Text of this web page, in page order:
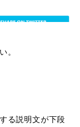
。
る説明文が下段